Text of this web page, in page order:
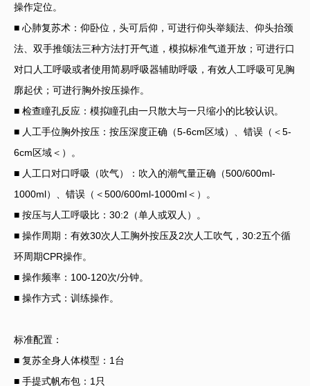
操作定位。
■ 心肺复苏术：仰卧位，头可后仰，可进行仰头举颏法、仰头抬颈
法、双手推颌法三种方法打开气道，模拟标准气道开放；可进行口
对口人工呼吸或者使用简易呼吸器辅助呼吸，有效人工呼吸可见胸
廓起伏；可进行胸外按压操作。
■ 检查瞳孔反应：模拟瞳孔由一只散大与一只缩小的比较认识。
■ 人工手位胸外按压：按压深度正确（5-6cm区域）、错误（＜5-
6cm区域＜）。
■ 人工口对口呼吸（吹气）：吹入的潮气量正确（500/600ml-
1000ml）、错误（＜500/600ml-1000ml＜）。
■ 按压与人工呼吸比：30:2（单人或双人）。
■ 操作周期：有效30次人工胸外按压及2次人工吹气，30:2五个循
环周期CPR操作。
■ 操作频率：100-120次/分钟。
■ 操作方式：训练操作。
标准配置：
■ 复苏全身人体模型：1台
■ 手提式帆布包：1只